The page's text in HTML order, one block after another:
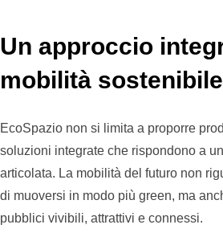
Un approccio
mobilità sostenibile
EcoSpazio non si limita a proporre
soluzioni integrate che rispondono a
articolata. La mobilità del futuro non
di muoversi in modo più green, ma
pubblici vivibili, attrattivi e connessi.